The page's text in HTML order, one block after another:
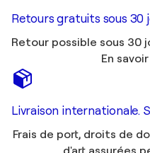
Retours gratuits sous 30
Retour possible sous 30
En
Livraison internationale.
Frais de port, droits de